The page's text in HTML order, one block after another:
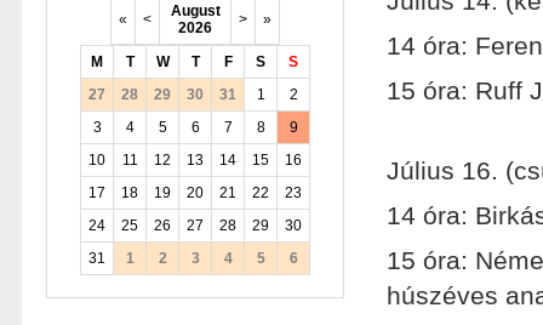
« <
August
2026
> »
M T W T F S
S
27
28 29 30 31 1
2
3
4 5 6 7 8
9
10
11 12 13 14 15
16
17
18 19 20 21 22
23
24
25 26 27 28 29
30
31
1 2 3 4 5 6
14 óra:
15 óra: Ruff
Július 16.
14 óra:
15 óra:
húszéves